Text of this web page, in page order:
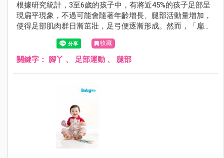
根據研究統計，3至6歲的孩子中，有將近45%的孩子足部呈
現扁平現象，不過可能會隨著年齡增長、腿部活動量增加，
使得足部肌肉群日漸茁壯，足弓便逐漸形成。然而，「扁平
足」還是會伴隨著將進15%～20%的孩子至成年。扁平足對
於孩子的影響可能包括：體能與運動表現較差、走路時足部
不適或疼痛感，嚴重將可能影響到膝蓋、骨盆甚至是脊椎的
收藏
關鍵字： 腳丫 、 足部運動 、 腿部